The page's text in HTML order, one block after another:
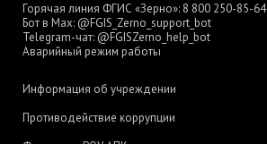
Горячая линия ФГИС «Зерно»: 8 800 250-85-64
Бот в Max: @FGIS_Zerno_support_bot
Telegram-чат: @FGISZerno_help_bot
Аварийный режим работы
Информация об учреждении
Противодействие коррупции